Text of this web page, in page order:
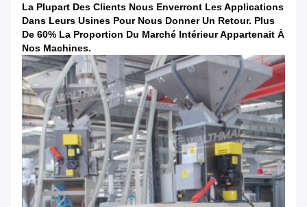
La Plupart Des Clients Nous Enverront Les Applications
Dans Leurs Usines Pour Nous Donner Un Retour. Plus
De 60% La Proportion Du Marché Intérieur Appartenait À
Nos Machines.